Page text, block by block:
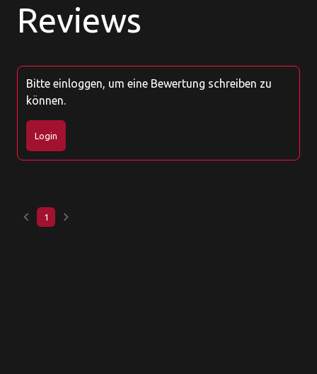
Reviews
Bitte einloggen, um eine Bewertung schreiben zu
können.
Login
keyboard_arrow_left 1 keyboard_arrow_right